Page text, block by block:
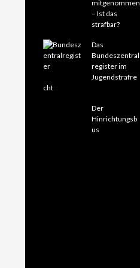
mitgenommen
– Ist das
strafbar?
Das
Bundeszentral
register im
Jugendstrafre
cht
Der
Hinrichtungsb
us